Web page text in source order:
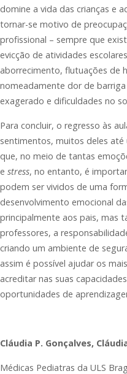
domine a vida das crianças e
tornar-se motivo de
profissional – sempre que
evicção de atividades
aborrecimento, flutuações de
nomeadamente dor de
exagerado e dificuldades no
Para concluir, o regresso às
sentimentos, muitos deles
que, no meio de tantas
e stress, no entanto, é
podem ser vividos de uma
desenvolvimento emocional
principalmente aos pais, mas
professores, a
criando um ambiente de
assim é possível ajudar os
acreditar nas suas
oportunidades de
Cláudia P. Gonçalves,
Médicas Pediatras da ULS